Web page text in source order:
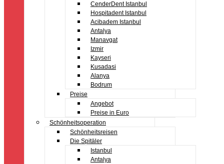
CenderDent Istanbul
Hospitadent Istanbul
Acibadem Istanbul
Antalya
Manavgat
Izmir
Kayseri
Kusadasi
Alanya
Bodrum
Preise
Angebot
Preise in Euro
Schönheitsoperation
Schönheitsreisen
Die Spitäler
Istanbul
Antalya